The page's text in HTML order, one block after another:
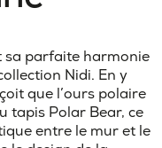
sa parfaite harmonie
Nidi. En y
que l’ours polaire
tapis Polar Bear, ce
entre le mur et le